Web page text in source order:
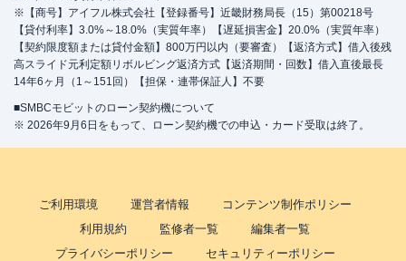
※【商号】アイフル株式会社【登録番号】近畿財務局長（15）第00218号
【貸付利率】3.0%～18.0%（実質年率）【遅延損害金】20.0%（実質年率）
【契約限度額または貸付金額】800万円以内（要審査）【返済方式】借入後残
高スライド元利定額リボルビング返済方式【返済期間・回数】借入直後最長
14年6ヶ月（1～151回）【担保・連帯保証人】不要
■SMBCモビットのローン契約機について
※ 2026年9月6日をもって、ローン契約機での申込・カード受取は終了。
ご利用環境 運営者情報
コンテンツ制作ポリシー
利用規約
監修者一覧
編集者一覧
プライバシーポリシー
セキュリティーポリシー